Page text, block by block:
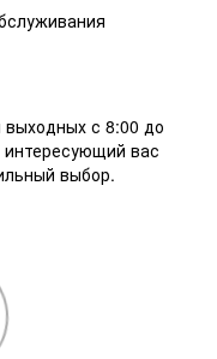
с 8:00 до
вас
выбор.